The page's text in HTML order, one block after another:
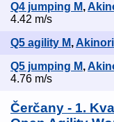
Q4 jumping M,
4.42 m/s
Q5 agility M,
Q5 jumping M,
4.76 m/s
Čerčany - 1.